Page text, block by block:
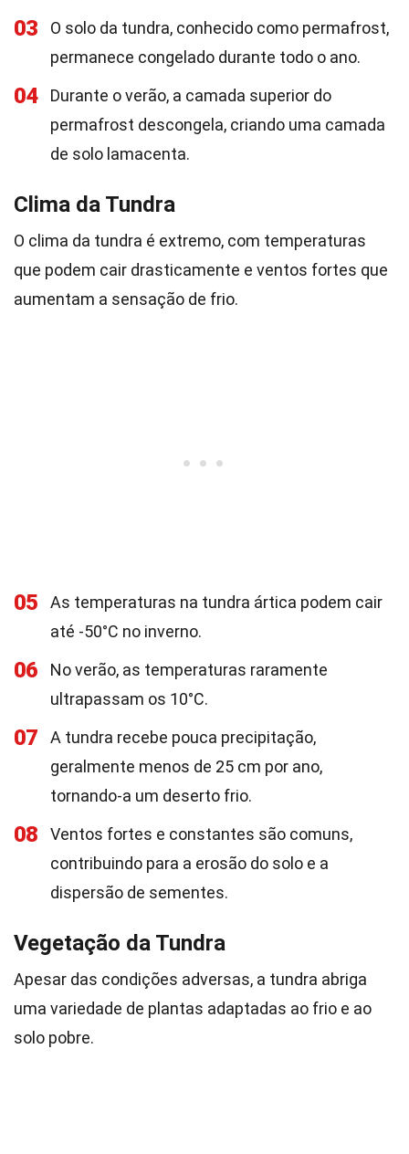
03
O solo da tundra, conhecido como permafrost,
permanece congelado durante todo o ano.
04
Durante o verão, a camada superior do
permafrost descongela, criando uma camada
de solo lamacenta.
Clima da Tundra
O clima da tundra é extremo, com temperaturas
que podem cair drasticamente e ventos fortes que
aumentam a sensação de frio.
05
As temperaturas na tundra ártica podem cair
até -50°C no inverno.
06
No verão, as temperaturas raramente
ultrapassam os 10°C.
07
A tundra recebe pouca precipitação,
geralmente menos de 25 cm por ano,
tornando-a um deserto frio.
08
Ventos fortes e constantes são comuns,
contribuindo para a erosão do solo e a
dispersão de sementes.
Vegetação da Tundra
Apesar das condições adversas, a tundra abriga
uma variedade de plantas adaptadas ao frio e ao
solo pobre.